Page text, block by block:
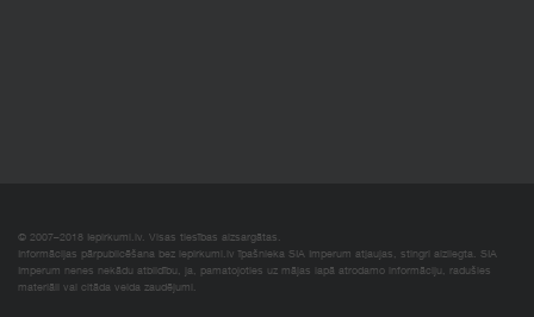
© 2007–2018 Iepirkumi.lv. Visas tiesības aizsargātas.
Informācijas pārpublicēšana bez iepirkumi.lv īpašnieka SIA Imperum atļaujas, stingri aizliegta. SIA
Imperum nenes nekādu atbildību, ja, pamatojoties uz mājas lapā atrodamo informāciju, radušies
materiāli vai citāda veida zaudējumi.